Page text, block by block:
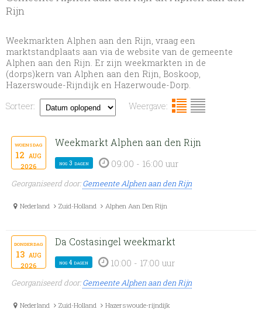
Rijn
Weekmarkten Alphen aan den Rijn, vraag een
marktstandplaats aan via de website van de gemeente
Alphen aan den Rijn. Er zijn weekmarkten in de
(dorps)kern van Alphen aan den Rijn, Boskoop,
Hazerswoude-Rijndijk en Hazerwoude-Dorp.
Sorteer:
Weergave:
woensdag
12 aug
2026
Weekmarkt Alphen aan den Rijn
nog 3 dagen 09:00 - 16:00 uur
Georganiseerd door:Gemeente Alphen aan den Rijn
Nederland Zuid-Holland Alphen Aan Den Rijn
donderdag
13 aug
2026
Da Costasingel weekmarkt
nog 4 dagen 10:00 - 17:00 uur
Georganiseerd door:Gemeente Alphen aan den Rijn
Nederland Zuid-Holland Hazerswoude-rijndijk